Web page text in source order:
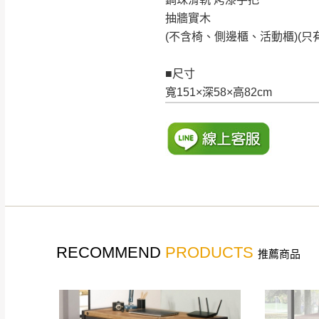
抽牆實木
(不含椅、側邊櫃、活動櫃)(只
■尺寸
寬151×深58×高82cm
RECOMMEND PRODUCTS 推薦商品